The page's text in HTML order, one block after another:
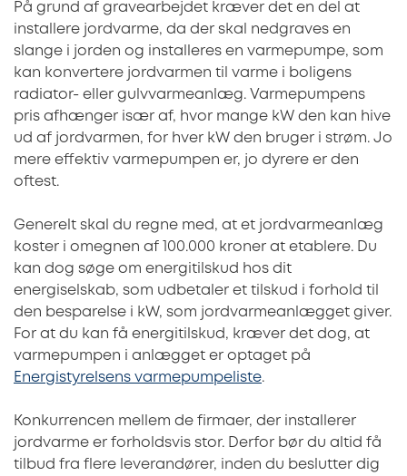
På grund af gravearbejdet kræver det en del at
installere jordvarme, da der skal nedgraves en
slange i jorden og installeres en varmepumpe, som
kan konvertere jordvarmen til varme i boligens
radiator- eller gulvvarmeanlæg. Varmepumpens
pris afhænger især af, hvor mange kW den kan hive
ud af jordvarmen, for hver kW den bruger i strøm. Jo
mere effektiv varmepumpen er, jo dyrere er den
oftest.
Generelt skal du regne med, at et jordvarmeanlæg
koster i omegnen af 100.000 kroner at etablere. Du
kan dog søge om energitilskud hos dit
energiselskab, som udbetaler et tilskud i forhold til
den besparelse i kW, som jordvarmeanlægget giver.
For at du kan få energitilskud, kræver det dog, at
varmepumpen i anlægget er optaget på
Energistyrelsens varmepumpeliste.
Konkurrencen mellem de firmaer, der installerer
jordvarme er forholdsvis stor. Derfor bør du altid få
tilbud fra flere leverandører, inden du beslutter dig